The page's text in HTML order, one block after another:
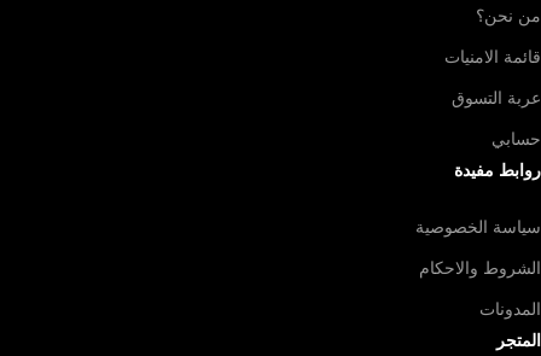
من نحن؟
قائمة الامنيات
عربة التسوق
حسابي
روابط مفيدة
سياسة الخصوصية
الشروط والاحكام
المدونات
المتجر